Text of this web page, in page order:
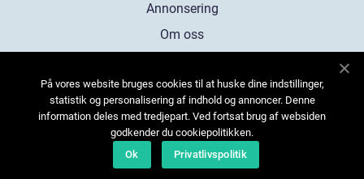
Annonsering
Om oss
Kontakta oss
Sitemap
På vores website bruges cookies til at huske dine indstillinger,
statistik og personalisering af indhold og annoncer. Denne
information deles med tredjepart. Ved fortsat brug af websiden
godkender du cookiepolitikken.
Ok
Privatlivspolitik